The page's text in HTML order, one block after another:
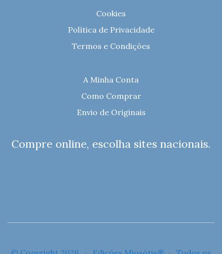
Cookies
Política de Privacidade
Termos e Condições
A Minha Conta
Como Comprar
Envio de Originais
Compre online, escolha sites nacionais.